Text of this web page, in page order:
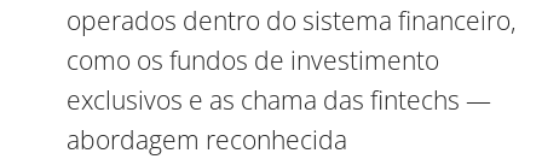
operados dentro do sistema financeiro,
como os fundos de investimento
exclusivos e as chama das fintechs —
abordagem reconhecida